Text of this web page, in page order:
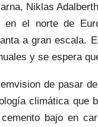
Niklas
el norte de
a gran escala.
y se espera
de pasar
climática que
bajo en